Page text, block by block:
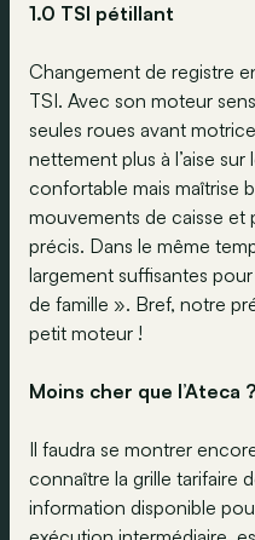
1.0 TSI pétillant
Changement de registre
TSI. Avec son moteur
seules roues avant
nettement plus à l’aise
confortable mais maîtrise
mouvements de caisse et
précis. Dans le même
largement suffisantes
de famille ». Bref, notre
petit moteur !
Moins cher que l’Ateca ?
Il faudra se montrer
connaître la grille tarifaire
information disponible